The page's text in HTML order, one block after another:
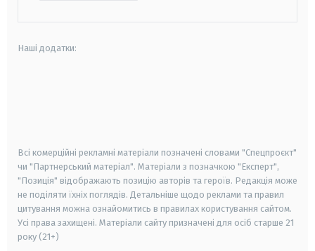
Наші додатки:
Всі комерційні рекламні матеріали позначені словами "Спецпроєкт"
чи "Партнерський матеріал". Матеріали з позначкою "Експерт",
"Позиція" відображають позицію авторів та героїв. Редакція може
не поділяти їхніх поглядів. Детальніше щодо реклами та правил
цитування можна ознайомитись в правилах користування сайтом.
Усі права захищені. Матеріали сайту призначені для осіб старше 21
року (21+)